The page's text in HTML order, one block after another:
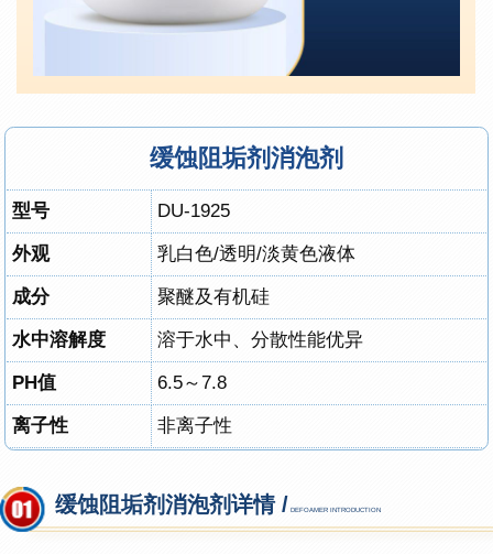
缓蚀阻垢剂消泡剂
型号 DU-1925
外观 乳白色/透明/淡黄色液体
成分 聚醚及有机硅
水中溶解度 溶于水中、分散性能优异
PH值 6.5～7.8
离子性 非离子性
缓蚀阻垢剂消泡剂详情 / DEFOAMER INTRODUCTION